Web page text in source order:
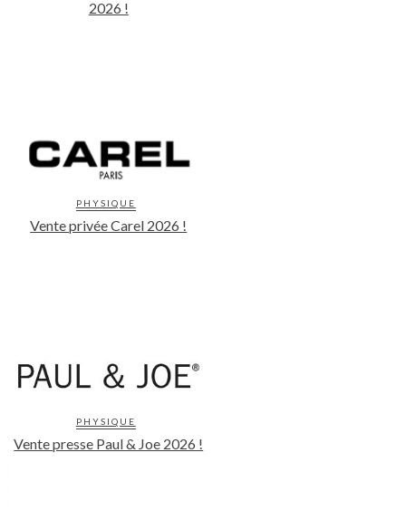
2026 !
PHYSIQUE
Vente privée Carel 2026 !
PHYSIQUE
Vente presse Paul & Joe 2026 !